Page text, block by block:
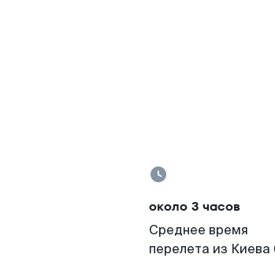
около 3 часов
Среднее время
перелета из Киева